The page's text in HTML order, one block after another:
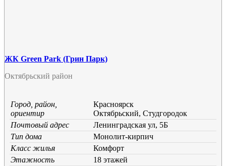
ЖК Green Park (Грин Парк)
Октябрьский район
Город, район,
ориентир
Красноярск
Октябрьский, Студгородок
Почтовый адрес
Ленинградская ул, 5Б
Тип дома
Монолит-кирпич
Класс жилья
Комфорт
Этажность
18 этажей